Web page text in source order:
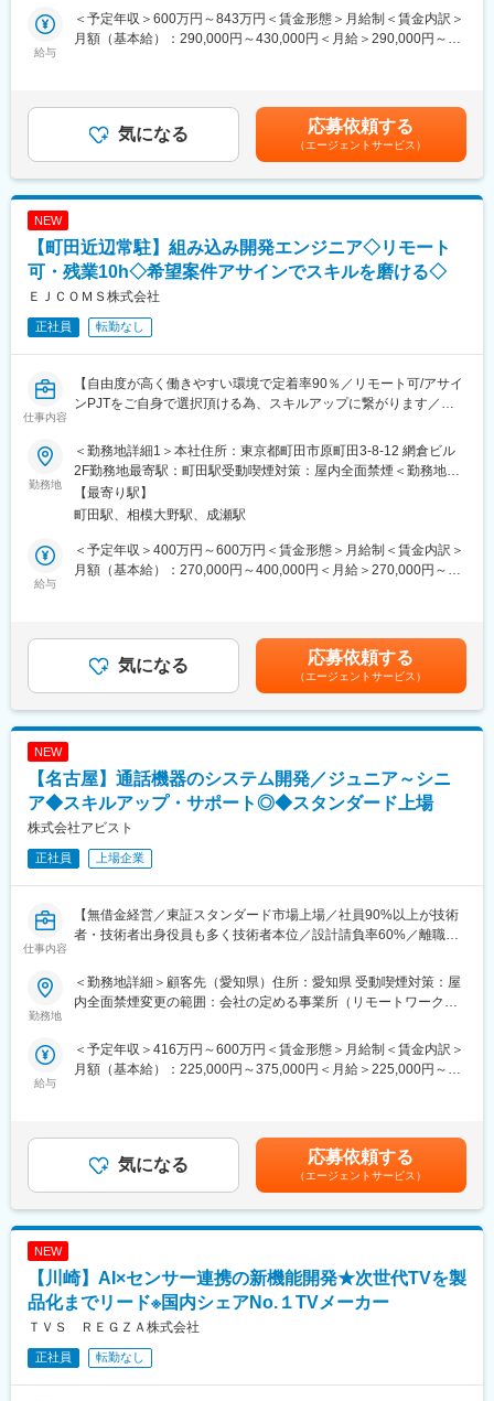
えてより良い形へ発展させていく視点が求められます。近年は、
音楽の楽しみ方や演奏スタイル、制作環境が変化しており、こう
した流れを捉えた上で、新しい機能や体験を前向きに設計・実装
本募集では、電子楽器ソフトウェアの基礎を理解した上で新機能
開発に主体的に取り組めるプログラマー、ならびにソフトウェア
開発チームを牽引できるチームリーダー人材を募集しています。
設計から実装、テスト）
・ソフトウェア開発チームにおける開発計画・進捗・リソース管
理、および関係部署と連携したチームマネジメント・開発推進
■役割：
を創出すること
・次期リーダー候補として、チーム外の関連部署と連携し、仕様
ること
■求人部門からのメッセージ：
・私たちが取り組んでいる電子楽器は、当社の中でも重要なコア
事業の一つであり、長年にわたり培ってきた技術とノウハウを大
切にしながら開発を続けています。
・同じフロアには、ソフトウェアやハードウェアをはじめとする
一貫して携わることができるため、自身が開発に関わった商品が
お客様の手に届き、実際に演奏されていることを実感でき、チー
ムとしてものづくりの喜びを共有できます。
変更の範囲：会社の定める業務
給与
＜予定年収＞600万円～843万円＜賃金形態＞月給制＜賃金内訳＞
月額（基本給）：290,000円～430,000円＜月給＞290,000円～
円、35歳：730万円、42歳：843万円賃金はあくまでも目安の金
額であり、選考を通じて上下する可能性があります。月給(月額)は
固定手当を含めた表記です。
気になる 応募依頼する
（エージェントサービス）
NEW
【町田近辺常駐】組み込み開発エンジニア◇リモート
可・残業10h◇希望案件アサインでスキルを磨ける◇
ＥＪＣＯＭＳ株式会社
正社員 転勤なし
仕事内容
【自由度が高く働きやすい環境で定着率90％／リモート可/アサイ
ンPJTをご自身で選択頂ける為、スキルアップに繋がります／退
■職務概要
家電メーカー等の各種PJTを手掛ける当社にて、組み込み開発エ
ンジニアをお任せします。
入社後はご希望と経験を考慮し、アサインされる案件をご自身で
お選び頂けます。
今回のポジションは町田周辺の企業様に常駐して頂くポジション
になります。
4Kテレビの組み込み開発、医療機関のシステム開発、自動車関連
メーカーのシステム開発など
社員36名のうち、エンジニア30名が在籍しています。
（20~40代まで幅広い年代で構成）
少人数ならではの落ち着いた居心地のいい雰囲気で、誰と一緒に
働いているのかが見えるため相談しやすく、横との繋がりを大事
にできる環境です。
■働きやすさ◎
・残業平均10時間程度（スケジュールに余裕を持たせており、無
理をしないように心がけ、残業管理をしっかりしております）
・住宅手当・退職金制度あり
・完全週休二日制（土・日）、祝日、5日以上の有給休暇の連続取
■魅力ポイント
（1）案件を見つける前にどういったものに携わりたいか、どんな
言語で開発したいか等の希望を伺い、アサインが可能です。
（2）伸ばしたいスキルや学びたい言語にあわせてPJTをお選び頂
けるので、ご自身のスキルアップに繋がります。
きるPJTの担当も可能
（5）新卒を定期採用しているため、若手教育に携わりたい方は、
育成に関するスキルアップも可能な環境です。
勤務地
＜勤務地詳細1＞本社住所：東京都町田市原町田3-8-12 網倉ビル
2F勤務地最寄駅：町田駅受動喫煙対策：屋内全面禁煙＜勤務地詳
細2＞プロジェクト先（町田近辺）住所：東京都もしくは神奈川県
内のお客様先にて就業頂きます（いずれも町田近辺） 受動喫煙対
【最寄り駅】
町田駅、相模大野駅、成瀬駅
給与
＜予定年収＞400万円～600万円＜賃金形態＞月給制＜賃金内訳＞
月額（基本給）：270,000円～400,000円＜月給＞270,000円～
ル提出など、各種施策あり）■賞与：年1回（会社業績により支
給）■昇給：年1回（改定4月）賃金はあくまでも目安の金額であ
り、選考を通じて上下する可能性があります。月給(月額)は固定手
当を含めた表記です。
気になる 応募依頼する
（エージェントサービス）
NEW
【名古屋】通話機器のシステム開発／ジュニア～シニ
ア◆スキルアップ・サポート◎◆スタンダード上場
株式会社アビスト
正社員 上場企業
仕事内容
【無借金経営／東証スタンダード市場上場／社員90%以上が技術
者・技術者出身役員も多く技術者本位／設計請負率60%／離職率
■業務内容：
施設内通話システムの組込みソフト設計・開発
■当社の強み：
あり、技術者の希望業務・勤務地に配慮しています。
■キャリアパス：
生涯エンジニアを続けたい社員にはスペシャリストの道（主席技
術者、技術管理者等）、運営・経営へ転向したい社員はマネージ
設け、社員の生活向上、安定を確保することを理念としていま
す。プロジェクトが決まらず待機することも少ないです。現契約
終了後2週間以内に再配属が社内ルール。確実にスキルアップが可
能です。
■技術者フォロー体制：
月1回のチームミーティング及び個別面談、また要望があれば別途
勤務地
＜勤務地詳細＞顧客先（愛知県）住所：愛知県 受動喫煙対策：屋
内全面禁煙変更の範囲：会社の定める事業所（リモートワーク含
給与
＜予定年収＞416万円～600万円＜賃金形態＞月給制＜賃金内訳＞
月額（基本給）：225,000円～375,000円＜月給＞225,000円～
固定手当を含めた表記です。
気になる 応募依頼する
（エージェントサービス）
NEW
【川崎】AI×センサー連携の新機能開発★次世代TVを製
品化までリード※国内シェアNo.１TVメーカー
ＴＶＳ ＲＥＧＺＡ株式会社
正社員 転勤なし